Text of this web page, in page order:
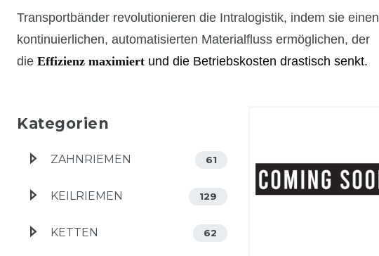
Transportbänder revolutionieren die Intralogistik, indem sie einen
kontinuierlichen, automatisierten Materialfluss ermöglichen, der
die Effizienz maximiert und die Betriebskosten drastisch senkt.
Kategorien
ZAHNRIEMEN 61
KEILRIEMEN 129
KETTEN 62